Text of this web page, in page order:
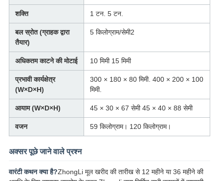
शक्ति 1 टन. 5 टन.
बल स्रोत (ग्राहक द्वारा
तैयार)
5 किलोग्राम/सेमी2
अधिकतम काटने की मोटाई 10 मिमी 15 मिमी
प्रभावी कार्यक्षेत्र
(W×D×H)
300 × 180 × 80 मिमी. 400 × 200 × 100
मिमी.
आयाम (W×D×H) 45 × 30 × 67 सेमी 45 × 40 × 88 सेमी
वजन 59 किलोग्राम। 120 किलोग्राम।
अक्सर पूछे जाने वाले प्रश्न
वारंटी कथन क्या है?ZhongLi मूल खरीद की तारीख से 12 महीने या 36 महीने की